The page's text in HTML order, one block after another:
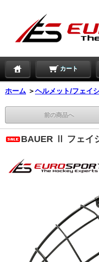
カート
ホーム ＞ヘルメット/フェイ
前の商品へ
BAUER Ⅱ フェイ